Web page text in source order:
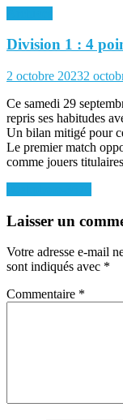
Division 1 : 4
Posted
2 octobre 20232
Ce samedi 29
repris ses habitudes
Un bilan mitigé pour
Le premier match
comme jouers
Navigation
de
Laisser un
Votre adresse e-mail
sont indiqués avec *
Commentaire *